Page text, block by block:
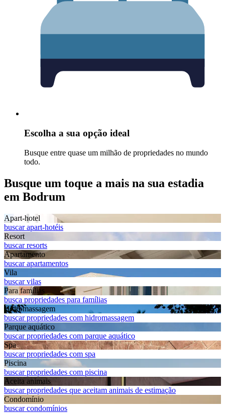
Escolha a sua opção ideal
Busque entre quase um milhão de propriedades no mundo
todo.
Busque um toque a mais na sua estadia
em Bodrum
Apart-hotel
buscar apart-hotéis
Resort
buscar resorts
Apart­amento
buscar apartamentos
Vila
buscar vilas
Para famílias
busca propriedades para famílias
Hidromassagem
buscar propriedades com hidromassagem
Parque aquático
buscar propriedades com parque aquático
Spa
buscar propriedades com spa
Piscina
buscar propriedades com piscina
Aceita animais
buscar propriedades que aceitam animais de estimação
Condomínio
buscar condomínios